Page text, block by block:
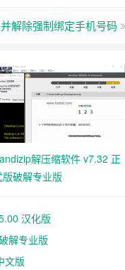
解除强制绑定手机号码
解压缩软件 v7.32 正
版破解专业版
汉化版
解专业版
文版